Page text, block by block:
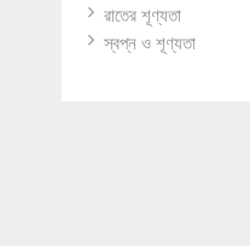
রাতের শূণ্যতা
স্বপ্ন ও শূণ্যতা